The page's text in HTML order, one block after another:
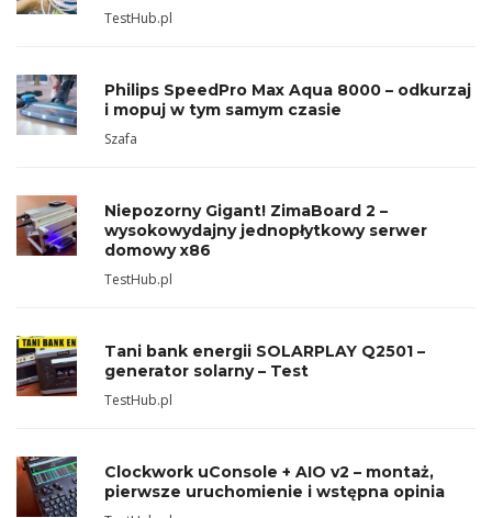
TestHub.pl
Philips SpeedPro Max Aqua 8000 – odkurzaj
i mopuj w tym samym czasie
Szafa
Niepozorny Gigant! ZimaBoard 2 –
wysokowydajny jednopłytkowy serwer
domowy x86
TestHub.pl
Tani bank energii SOLARPLAY Q2501 –
generator solarny – Test
TestHub.pl
Clockwork uConsole + AIO v2 – montaż,
pierwsze uruchomienie i wstępna opinia